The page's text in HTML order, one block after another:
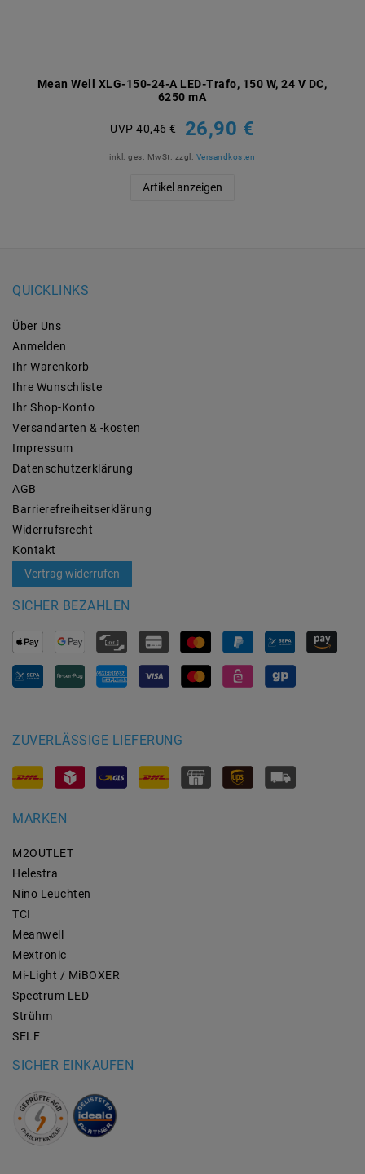
Mean Well XLG-150-24-A LED-Trafo, 150 W, 24 V DC,
6250 mA
UVP 40,46 € 26,90 €
inkl. ges. MwSt. zzgl. Versandkosten
Artikel anzeigen
QUICKLINKS
Über Uns
Anmelden
Ihr Warenkorb
Ihre Wunschliste
Ihr Shop-Konto
Versandarten & -kosten
Impressum
Daten­schutz­erklärung
AGB
Barrierefreiheitserklärung
Widerrufs­recht
Kontakt
Vertrag widerrufen
SICHER BEZAHLEN
ZUVERLÄSSIGE LIEFERUNG
MARKEN
M2OUTLET
Helestra
Nino Leuchten
TCI
Meanwell
Mextronic
Mi-Light / MiBOXER
Spectrum LED
Strühm
SELF
SICHER EINKAUFEN